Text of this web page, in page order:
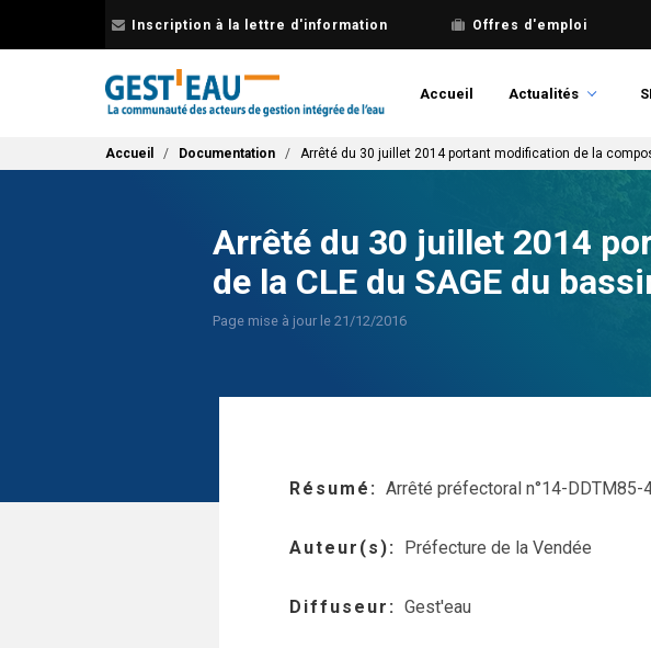
Inscription à la lettre d'information Offres d'emploi
Accueil Actualités
Fil d'Ariane
Accueil Documentation Arrêté du 30 juillet 2014 portant modification de la
Arrêté du 30 juillet 2014
de la CLE du SAGE du
Page mise à jour le 21/12/2016
Résumé Arrêté préfectoral n°14-DDTM85-
Auteur(s) Préfecture de la Vendée
Diffuseur Gest'eau